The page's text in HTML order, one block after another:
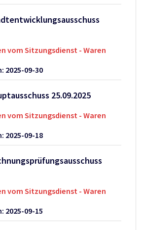
vom Sitzungsdienst - Waren
2025-09-30
25.09.2025
vom Sitzungsdienst - Waren
2025-09-18
vom Sitzungsdienst - Waren
2025-09-15